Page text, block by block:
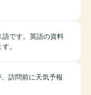
です。英語の資料
。
訪問前に天気予報